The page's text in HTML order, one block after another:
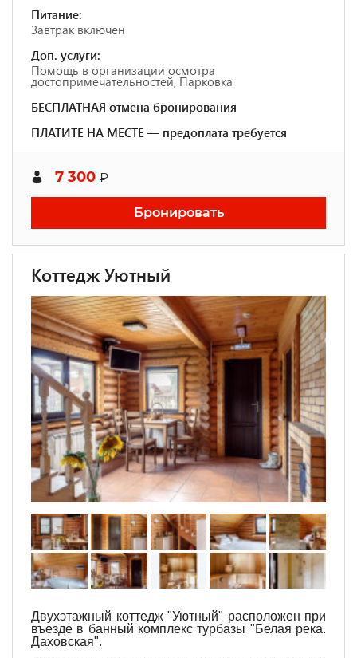
Питание:
Завтрак включен
Доп. услуги:
Помощь в организации осмотра
достопримечательностей, Парковка
БЕСПЛАТНАЯ отмена бронирования
ПЛАТИТЕ НА МЕСТЕ — предоплата требуется
7 300 ₽
Бронировать
Коттедж Уютный
Двухэтажный коттедж "Уютный" расположен при
въезде в банный комплекс турбазы "Белая река.
Даховская".